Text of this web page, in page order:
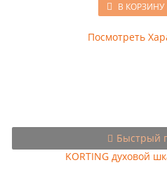
В КОРЗИНУ
Посмотреть
Быстрый
KORTING духовой